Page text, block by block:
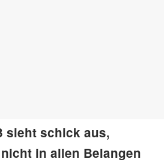
sieht schick aus,
in allen Belangen